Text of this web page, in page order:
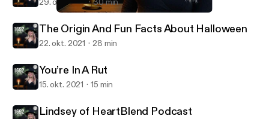
1692 Podcast
The Origin And Fun Facts About Halloween
22. okt. 2021 28 min
You’re In A Rut
15. okt. 2021 15 min
Lindsey of HeartBlend Podcast